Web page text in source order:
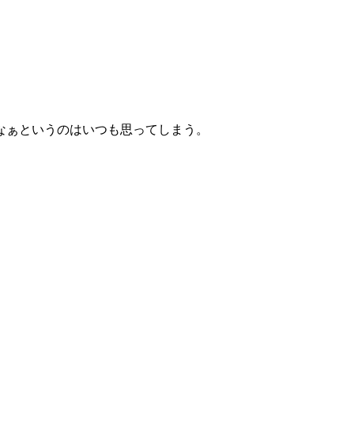
というのはいつも思ってしまう。